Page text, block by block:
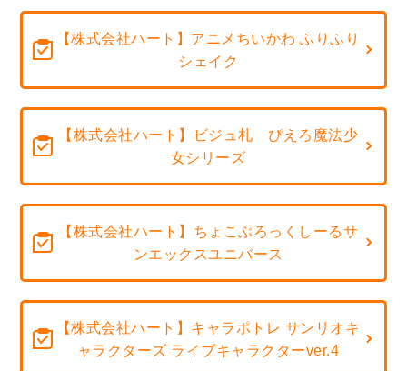
【株式会社ハート】アニメちいかわ ふりふり
シェイク
【株式会社ハート】ビジュ札 ぴえろ魔法少
女シリーズ
【株式会社ハート】ちょこぶろっくしーるサ
ンエックスユニバース
【株式会社ハート】キャラポトレ サンリオキ
ャラクターズ ライブキャラクターver.4